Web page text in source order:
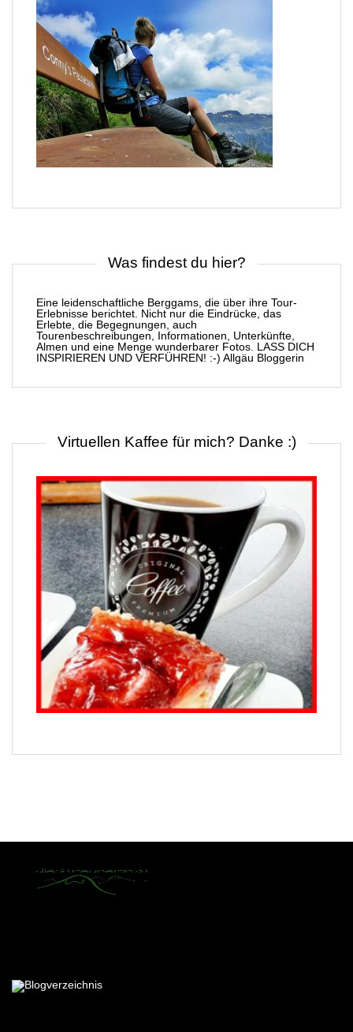
Was findest du hier?
Eine leidenschaftliche Berggams, die über ihre Tour-
Erlebnisse berichtet. Nicht nur die Eindrücke, das
Erlebte, die Begegnungen, auch
Tourenbeschreibungen, Informationen, Unterkünfte,
Almen und eine Menge wunderbarer Fotos. LASS DICH
INSPIRIEREN UND VERFÜHREN! :-) Allgäu Bloggerin
Virtuellen Kaffee für mich? Danke :)